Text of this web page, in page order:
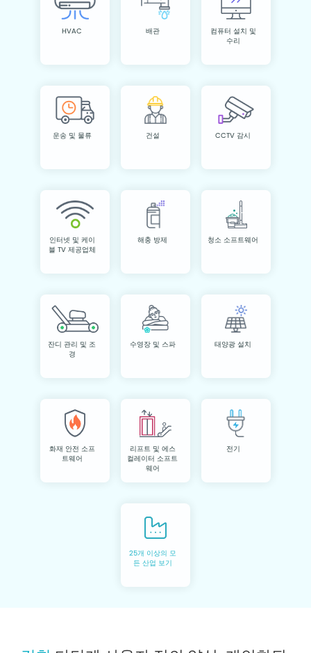
HVAC 배관
컴퓨터 설치 및
수리
운송 및 물류 건설 CCTV 감시
인터넷 및 케이
블 TV 제공업체
해충 방제 청소 소프트웨어
잔디 관리 및 조
경
수영장 및 스파 태양광 설치
화재 안전 소프
트웨어
리프트 및 에스
컬레이터 소프트
웨어
전기
25개 이상의 모
든 산업 보기